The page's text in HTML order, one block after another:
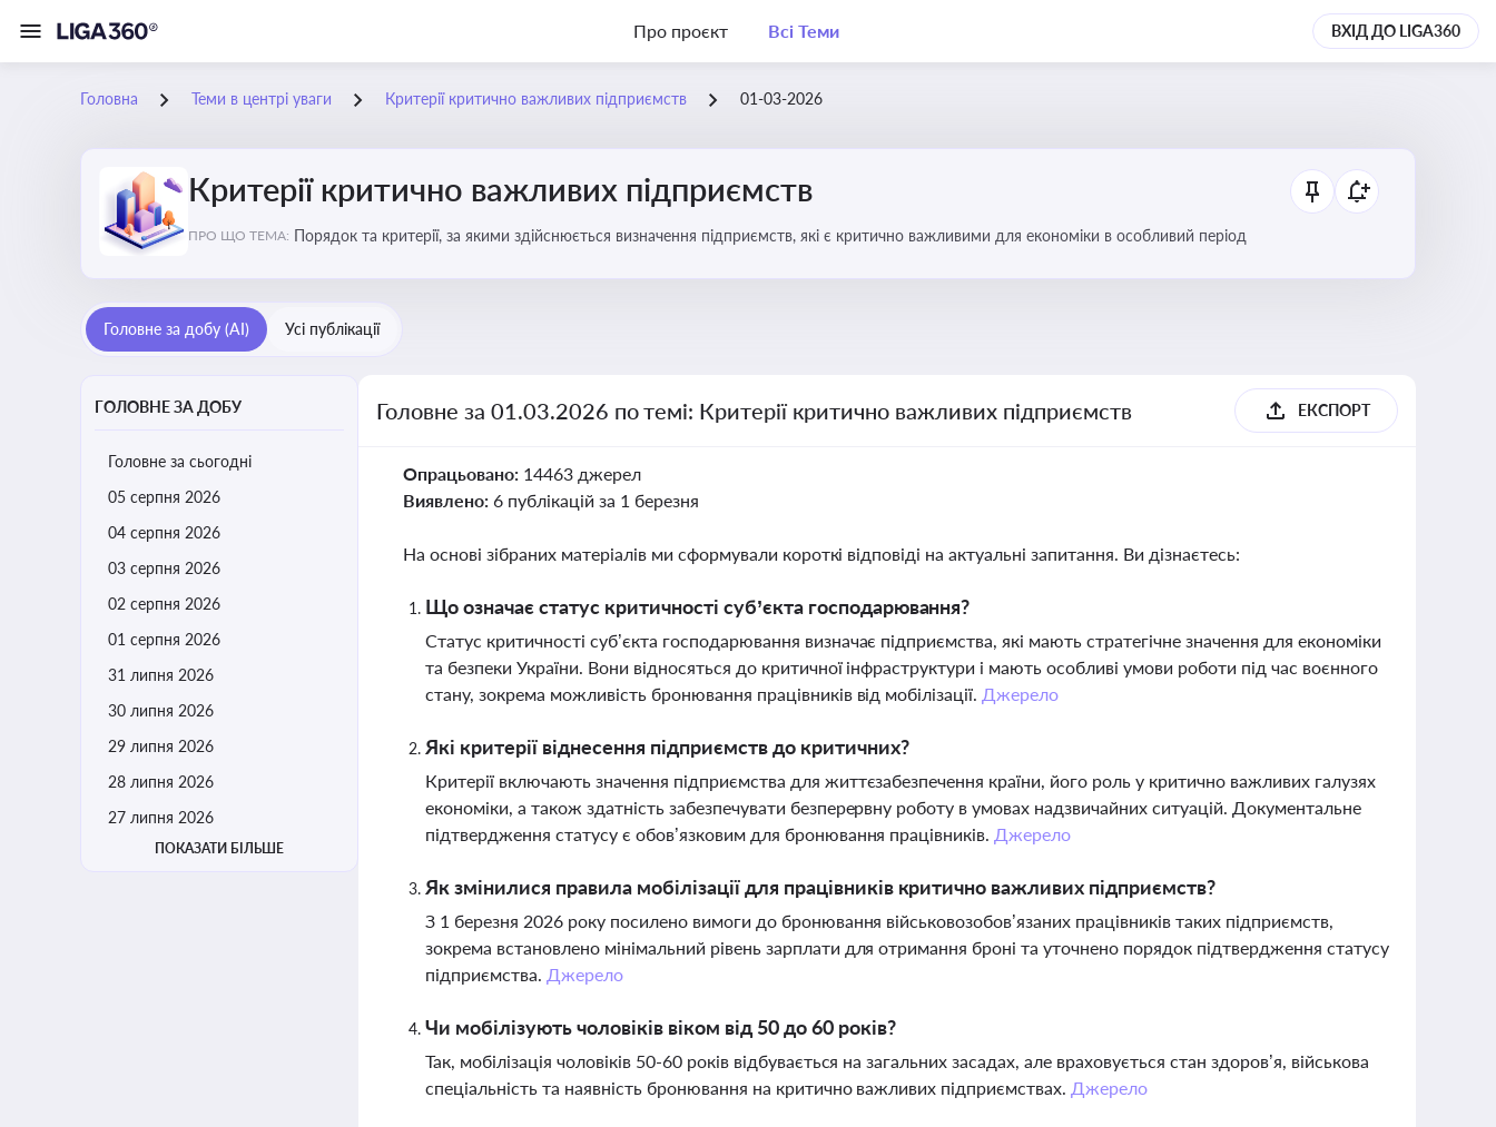
Про проєкт Всі Теми ВХІД ДО LIGA360
Головна Теми в центрі уваги Критерії критично важливих підприємств 01-03-2026
Критерії критично важливих підприємств
ПРО ЩО ТЕМА: Порядок та критерії, за якими здійснюється визначення підприємств, які є критично важливими для економіки в особливий період
Головне за добу (AI) Усі публікації
ГОЛОВНЕ ЗА ДОБУ
Головне за сьогодні
05 серпня 2026
04 серпня 2026
03 серпня 2026
02 серпня 2026
01 серпня 2026
31 липня 2026
30 липня 2026
29 липня 2026
28 липня 2026
27 липня 2026
ПОКАЗАТИ БІЛЬШЕ
Головне за 01.03.2026 по темі: Критерії критично важливих підприємств ЕКСПОРТ
Опрацьовано: 14463 джерел
Виявлено: 6 публікацій за 1 березня
На основі зібраних матеріалів ми сформували короткі відповіді на актуальні запитання. Ви дізнаєтесь:
Що означає статус критичності суб’єкта господарювання?
Статус критичності суб’єкта господарювання визначає підприємства, які мають стратегічне значення для економіки
та безпеки України. Вони відносяться до критичної інфраструктури і мають особливі умови роботи під час воєнного
стану, зокрема можливість бронювання працівників від мобілізації. Джерело
Які критерії віднесення підприємств до критичних?
Критерії включають значення підприємства для життєзабезпечення країни, його роль у критично важливих галузях
економіки, а також здатність забезпечувати безперервну роботу в умовах надзвичайних ситуацій. Документальне
підтвердження статусу є обов’язковим для бронювання працівників. Джерело
Як змінилися правила мобілізації для працівників критично важливих підприємств?
З 1 березня 2026 року посилено вимоги до бронювання військовозобов’язаних працівників таких підприємств,
зокрема встановлено мінімальний рівень зарплати для отримання броні та уточнено порядок підтвердження статусу
підприємства. Джерело
Чи мобілізують чоловіків віком від 50 до 60 років?
Так, мобілізація чоловіків 50-60 років відбувається на загальних засадах, але враховується стан здоров’я, військова
спеціальність та наявність бронювання на критично важливих підприємствах. Джерело